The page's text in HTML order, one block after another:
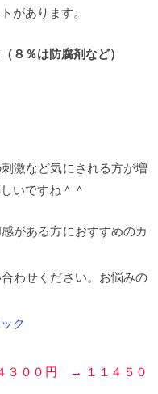
があります。
８％は防腐剤など）
激など気にされる方が増
いですね＾＾
がある方におすすめのカ
わせください。お悩みの
ク
３００円 → １１４５０